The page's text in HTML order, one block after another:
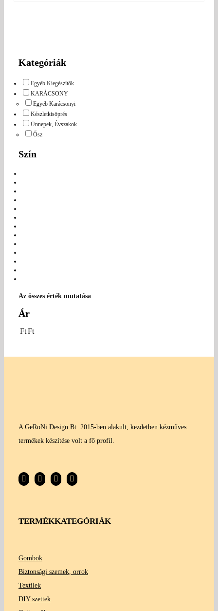
Kategóriák
Egyéb Kiegészítők
KARÁCSONY
Egyéb Karácsonyi
Készletkisöprés
Ünnepek, Évszakok
Ősz
Szín
Az összes érték mutatása
Ár
FtFt
A GeRoNi Design Bt. 2015-ben alakult, kezdetben kézműves
termékek készítése volt a fő profil.
TERMÉKKATEGÓRIÁK
Gombok
Biztonsági szemek, orrok
Textilek
DIY szettek